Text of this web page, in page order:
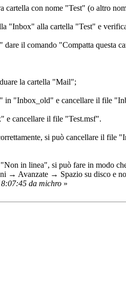
cartella con nome "Test" (o altro
"Inbox" alla cartella "Test" e
dare il comando "Compatta questa
la cartella "Mail";
in "Inbox_old" e cancellare il file
e cancellare il file "Test.msf".
si può cancellare il
in linea", si può fare in modo
→ Avanzate → Spazio su disco e
da michro »